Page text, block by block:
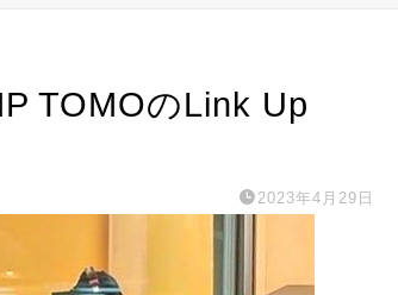
TOMOのLink Up
2023年4月29日